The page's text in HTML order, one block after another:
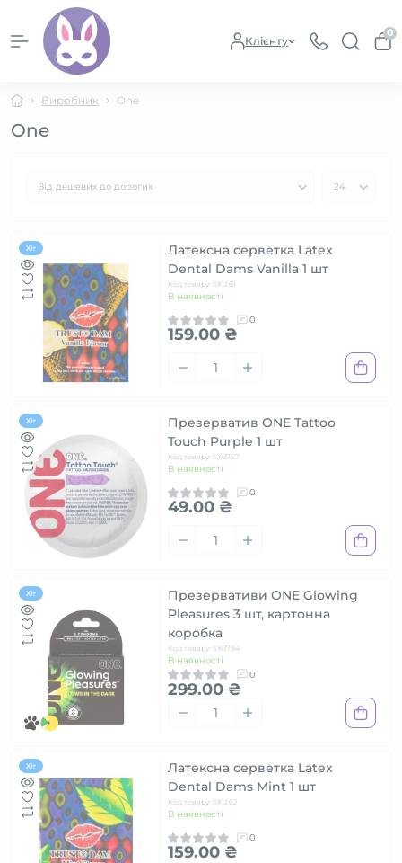
Клієнту
0
Виробник One
One
Хіт
Латексна серветка Latex
Dental Dams Vanilla 1 шт
Код товару: SX1261
В наявності
0
159.00 ₴
Хіт
Презерватив ONE Tattoo
Touch Purple 1 шт
Код товару: SX0757
В наявності
0
49.00 ₴
Хіт
Презервативи ONE Glowing
Pleasures 3 шт, картонна
коробка
Код товару: SX0784
В наявності
0
299.00 ₴
Хіт
Латексна серветка Latex
Dental Dams Mint 1 шт
Код товару: SX1262
В наявності
0
159.00 ₴